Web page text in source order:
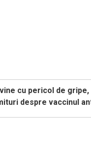
cu pericol de
despre vaccinul